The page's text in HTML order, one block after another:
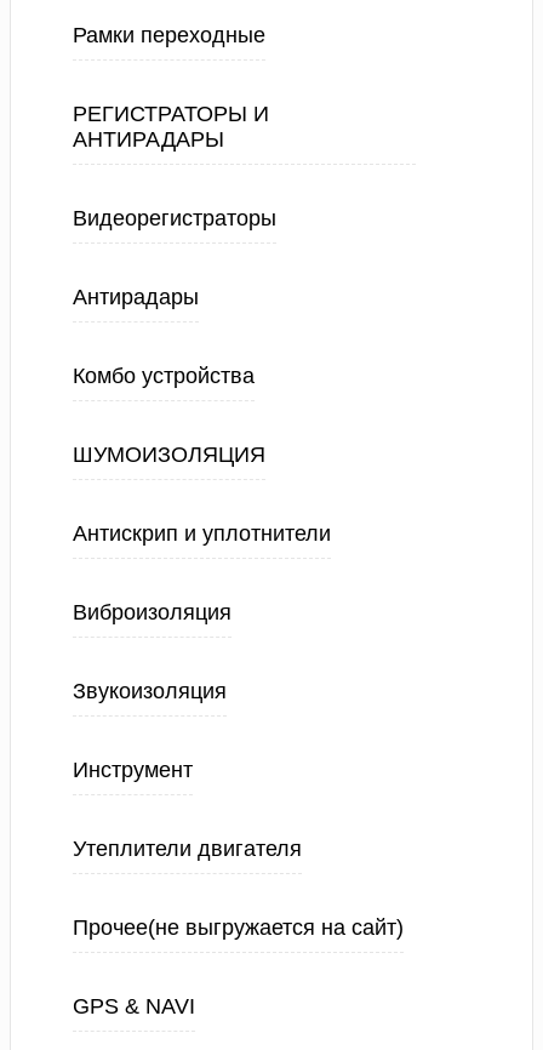
Рамки переходные
РЕГИСТРАТОРЫ И
АНТИРАДАРЫ
Видеорегистраторы
Антирадары
Комбо устройства
ШУМОИЗОЛЯЦИЯ
Антискрип и уплотнители
Виброизоляция
Звукоизоляция
Инструмент
Утеплители двигателя
Прочее(не выгружается на сайт)
GPS & NAVI